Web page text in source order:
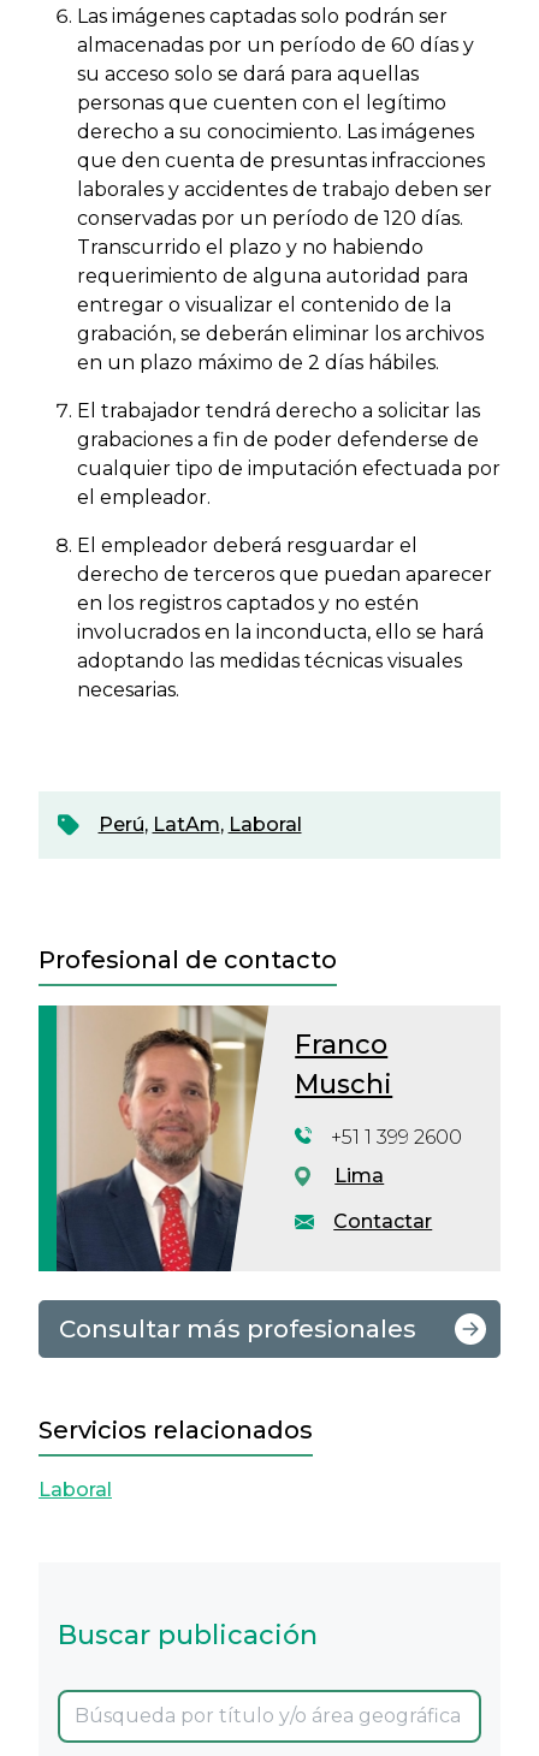
Las imágenes captadas solo podrán ser
almacenadas por un período de 60 días y
su acceso solo se dará para aquellas
personas que cuenten con el legítimo
derecho a su conocimiento. Las imágenes
que den cuenta de presuntas infracciones
laborales y accidentes de trabajo deben ser
conservadas por un período de 120 días.
Transcurrido el plazo y no habiendo
requerimiento de alguna autoridad para
entregar o visualizar el contenido de la
grabación, se deberán eliminar los archivos
en un plazo máximo de 2 días hábiles.
El trabajador tendrá derecho a solicitar las
grabaciones a fin de poder defenderse de
cualquier tipo de imputación efectuada por
el empleador.
El empleador deberá resguardar el
derecho de terceros que puedan aparecer
en los registros captados y no estén
involucrados en la inconducta, ello se hará
adoptando las medidas técnicas visuales
necesarias.
Perú, LatAm, Laboral
Profesional de contacto
Franco
Muschi
Contactar
+51 1 399 2600
Lima
Consultar más profesionales
Servicios relacionados
Laboral
Buscar publicación